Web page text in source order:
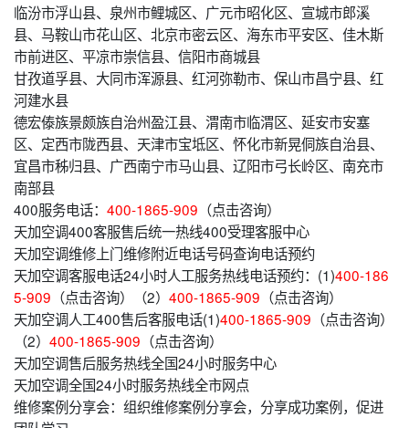
临汾市浮山县、泉州市鲤城区、广元市昭化区、宣城市郎溪
县、马鞍山市花山区、北京市密云区、海东市平安区、佳木斯
市前进区、平凉市崇信县、信阳市商城县
甘孜道孚县、大同市浑源县、红河弥勒市、保山市昌宁县、红
河建水县
德宏傣族景颇族自治州盈江县、渭南市临渭区、延安市安塞
区、定西市陇西县、天津市宝坻区、怀化市新晃侗族自治县、
宜昌市秭归县、广西南宁市马山县、辽阳市弓长岭区、南充市
南部县
400服务电话： 400-1865-909 （点击咨询）
天加空调400客服售后统一热线400受理客服中心
天加空调维修上门维修附近电话号码查询电话预约
天加空调客服电话24小时人工服务热线电话预约：(1)400-186
5-909 （点击咨询）（2） 400-1865-909 （点击咨询）
天加空调人工400售后客服电话(1)400-1865-909 （点击咨询）
（2） 400-1865-909 （点击咨询）
天加空调售后服务热线全国24小时服务中心
天加空调全国24小时服务热线全市网点
维修案例分享会：组织维修案例分享会，分享成功案例，促进